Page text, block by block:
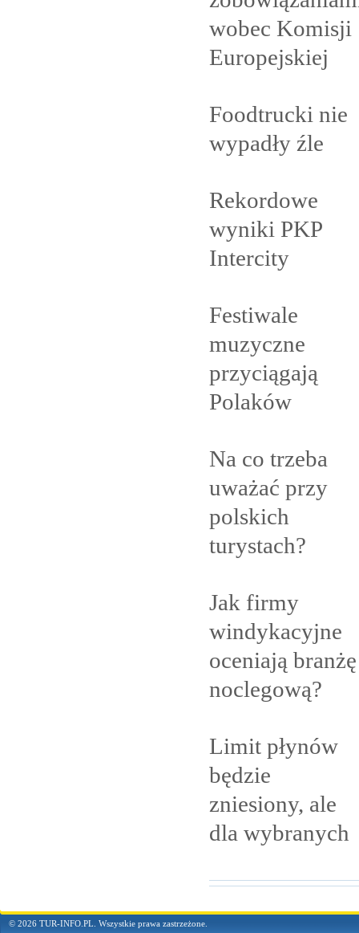
wobec Komisji
Europejskiej
Foodtrucki nie
wypadły źle
Rekordowe
wyniki PKP
Intercity
Festiwale
muzyczne
przyciągają
Polaków
Na co trzeba
uważać przy
polskich
turystach?
Jak firmy
windykacyjne
oceniają branżę
noclegową?
Limit płynów
będzie
zniesiony, ale
dla wybranych
© 2026 TUR-INFO.PL. Wszystkie prawa zastrzeżone.